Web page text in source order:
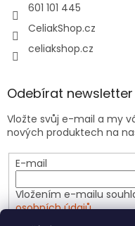
601 101 445
CeliakShop.cz
celiakshop.cz
Odebírat newsletter
Vložte svůj e-mail a my
nových produktech na
E-mail
Vložením e-mailu
osobních údajů